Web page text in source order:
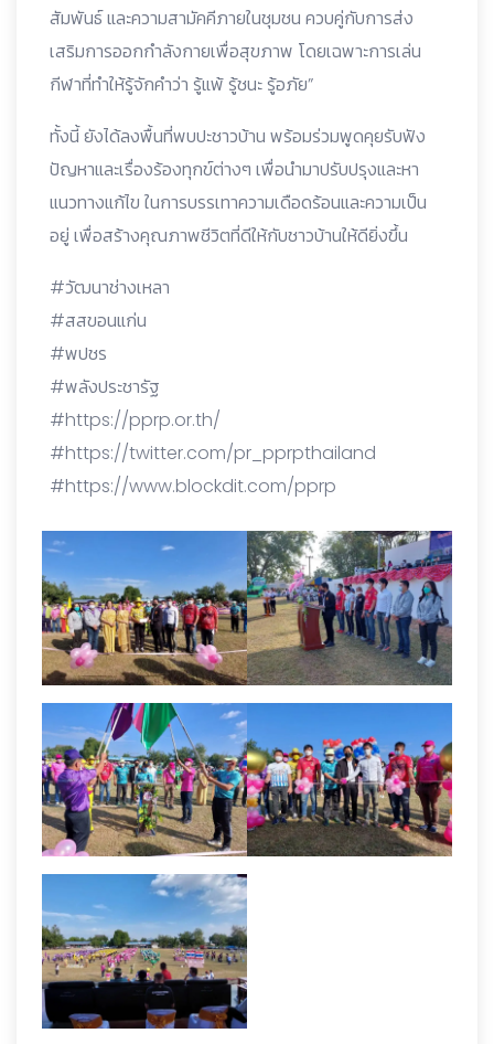
สัมพันธ์ และความสามัคคีภายในชุมชน ควบคู่กับการส่ง
เสริมการออกกำลังกายเพื่อสุขภาพ โดยเฉพาะการเล่น
กีฬาที่ทำให้รู้จักคำว่า รู้แพ้ รู้ชนะ รู้อภัย”
ทั้งนี้ ยังได้ลงพื้นที่พบปะชาวบ้าน พร้อมร่วมพูดคุยรับฟัง
ปัญหาและเรื่องร้องทุกข์ต่างๆ เพื่อนำมาปรับปรุงและหา
แนวทางแก้ไข ในการบรรเทาความเดือดร้อนและความเป็น
อยู่ เพื่อสร้างคุณภาพชีวิตที่ดีให้กับชาวบ้านให้ดียิ่งขึ้น
#วัฒนาช่างเหลา
#สสขอนแก่น
#พปชร
#พลังประชารัฐ
#https://pprp.or.th/
#https://twitter.com/pr_pprpthailand
#https://www.blockdit.com/pprp